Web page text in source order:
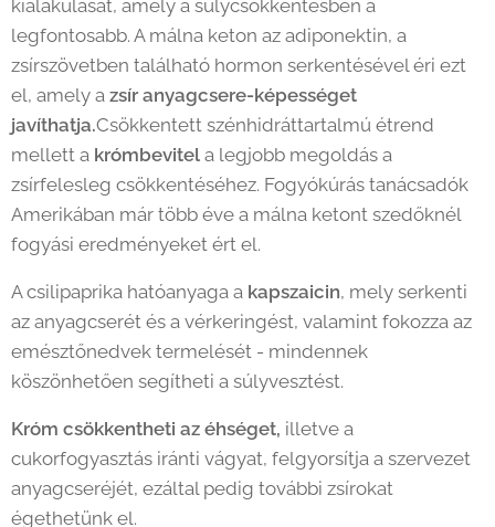
kialakulását, amely a súlycsökkentésben a
legfontosabb. A málna keton az adiponektin, a
zsírszövetben található hormon serkentésével éri ezt
el, amely a zsír anyagcsere-képességet
javíthatja.Csökkentett szénhidráttartalmú étrend
mellett a krómbevitel a legjobb megoldás a
zsírfelesleg csökkentéséhez. Fogyókúrás tanácsadók
Amerikában már több éve a málna ketont szedőknél
fogyási eredményeket ért el.
A csilipaprika hatóanyaga a kapszaicin, mely serkenti
az anyagcserét és a vérkeringést, valamint fokozza az
emésztőnedvek termelését - mindennek
köszönhetően segítheti a súlyvesztést.
Króm csökkentheti az éhséget, illetve a
cukorfogyasztás iránti vágyat, felgyorsítja a szervezet
anyagcseréjét, ezáltal pedig további zsírokat
égethetünk el.